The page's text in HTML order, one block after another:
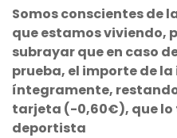
Somos conscientes de
que estamos viviendo,
subrayar que en caso
prueba, el importe de
íntegramente,
tarjeta (-0,60€), que lo
deportista